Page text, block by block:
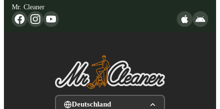
Mr. Cleaner
Deutschland